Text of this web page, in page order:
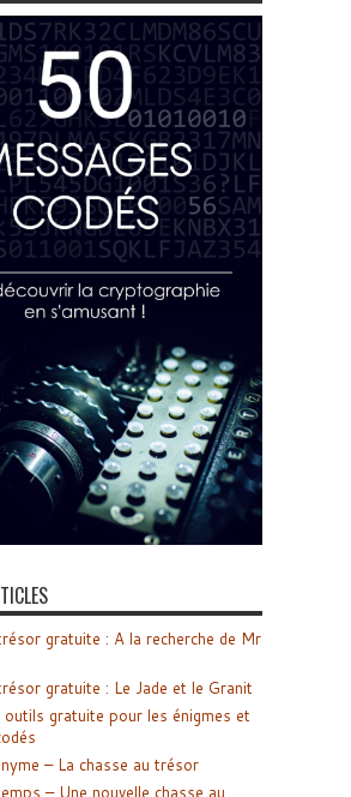
gratuite : A la recherche de Mr
gratuite : Le Jade et le Granit
outils gratuite pour les énigmes et
– La chasse au trésor
– Une nouvelle chasse au